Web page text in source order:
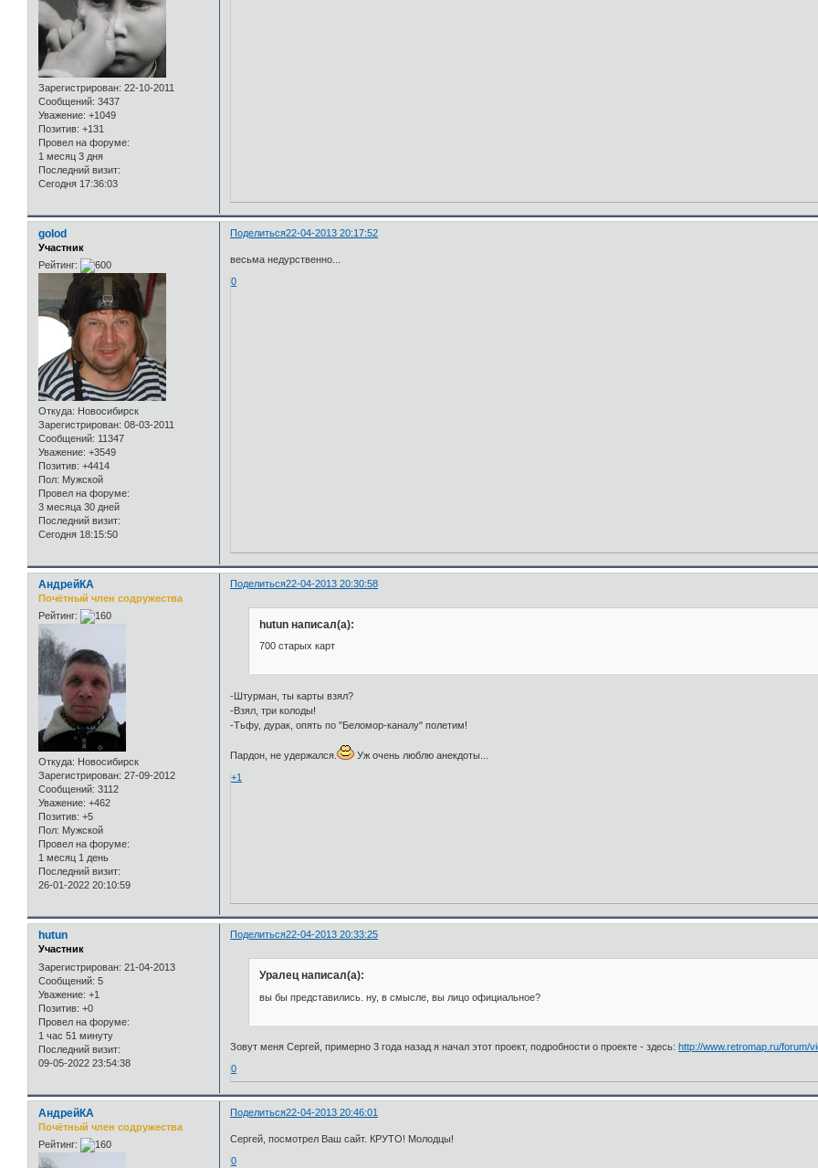
Зарегистрирован: 22-10-2011
Сообщений: 3437
Уважение: +1049
Позитив: +131
Провел на форуме:
1 месяц 3 дня
Последний визит:
Сегодня 17:36:03
Поделиться22-04-2013 20:17:52
golod
Участник
Рейтинг:
Откуда: Новосибирск
Зарегистрирован: 08-03-2011
Сообщений: 11347
Уважение: +3549
Позитив: +4414
Пол: Мужской
Провел на форуме:
3 месяца 30 дней
Последний визит:
Сегодня 18:15:50
весьма недурственно...
0
Поделиться22-04-2013 20:30:58
АндрейКА
Почётный член содружества
Рейтинг:
Откуда: Новосибирск
Зарегистрирован: 27-09-2012
Сообщений: 3112
Уважение: +462
Позитив: +5
Пол: Мужской
Провел на форуме:
1 месяц 1 день
Последний визит:
26-01-2022 20:10:59
hutun написал(а):
700 старых карт
-Штурман, ты карты взял?
-Взял, три колоды!
-Тьфу, дурак, опять по "Беломор-каналу" полетим!
Пардон, не удержался.
Уж очень люблю анекдоты...
+1
Поделиться22-04-2013 20:33:25
hutun
Участник
Зарегистрирован: 21-04-2013
Сообщений: 5
Уважение: +1
Позитив: +0
Провел на форуме:
1 час 51 минуту
Последний визит:
09-05-2022 23:54:38
Уралец написал(а):
вы бы представились. ну, в смысле, вы лицо официальное?
Зовут меня Сергей, примерно 3 года назад я начал этот проект, подробности о проекте - здесь:http://www.retromap.ru/forum/
0
Поделиться22-04-2013 20:46:01
АндрейКА
Почётный член содружества
Рейтинг:
Сергей, посмотрел Ваш сайт. КРУТО! Молодцы!
0